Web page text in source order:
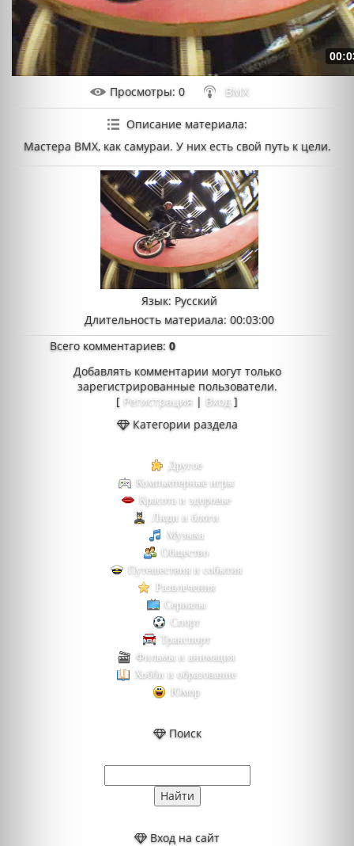
Просмотры: 0 BMX
Описание материала:
Мастера BMX, как самураи. У них есть свой путь к цели.
Язык: Русский
Длительность материала: 00:03:00
Всего комментариев:0
Добавлять комментарии могут только
зарегистрированные пользователи.
[ Регистрация | Вход ]
Категории раздела
Другое
Компьютерные игры
Красота и здоровье
Люди и блоги
Музыка
Общество
Путешествия и события
Развлечения
Сериалы
Спорт
Транспорт
Фильмы и анимация
Хобби и образование
Юмор
Поиск
Вход на сайт